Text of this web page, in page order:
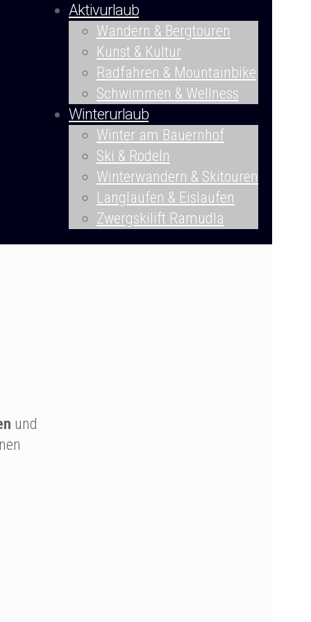
Aktivurlaub
Wandern & Bergtouren
Kunst & Kultur
Radfahren & Mountainbike
Schwimmen & Wellness
Winterurlaub
Winter am Bauernhof
Ski & Rodeln
Winterwandern & Skitouren
Langlaufen & Eislaufen
Zwergskilift Ramudla
und